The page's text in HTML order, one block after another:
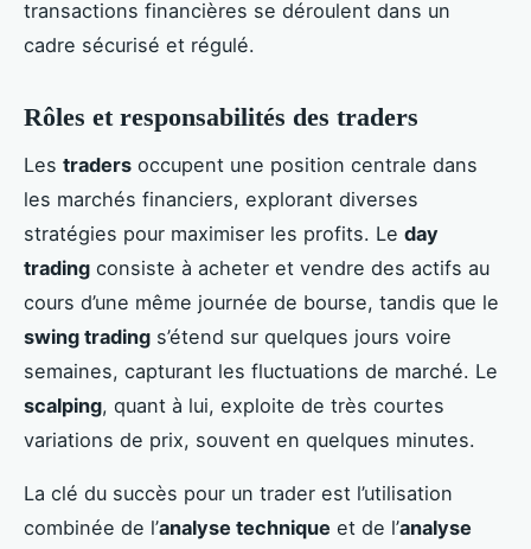
transactions financières se déroulent dans un
cadre sécurisé et régulé.
Rôles et responsabilités des traders
Les traders occupent une position centrale dans
les marchés financiers, explorant diverses
stratégies pour maximiser les profits. Le day
trading consiste à acheter et vendre des actifs au
cours d’une même journée de bourse, tandis que le
swing trading s’étend sur quelques jours voire
semaines, capturant les fluctuations de marché. Le
scalping, quant à lui, exploite de très courtes
variations de prix, souvent en quelques minutes.
La clé du succès pour un trader est l’utilisation
combinée de l’analyse technique et de l’analyse